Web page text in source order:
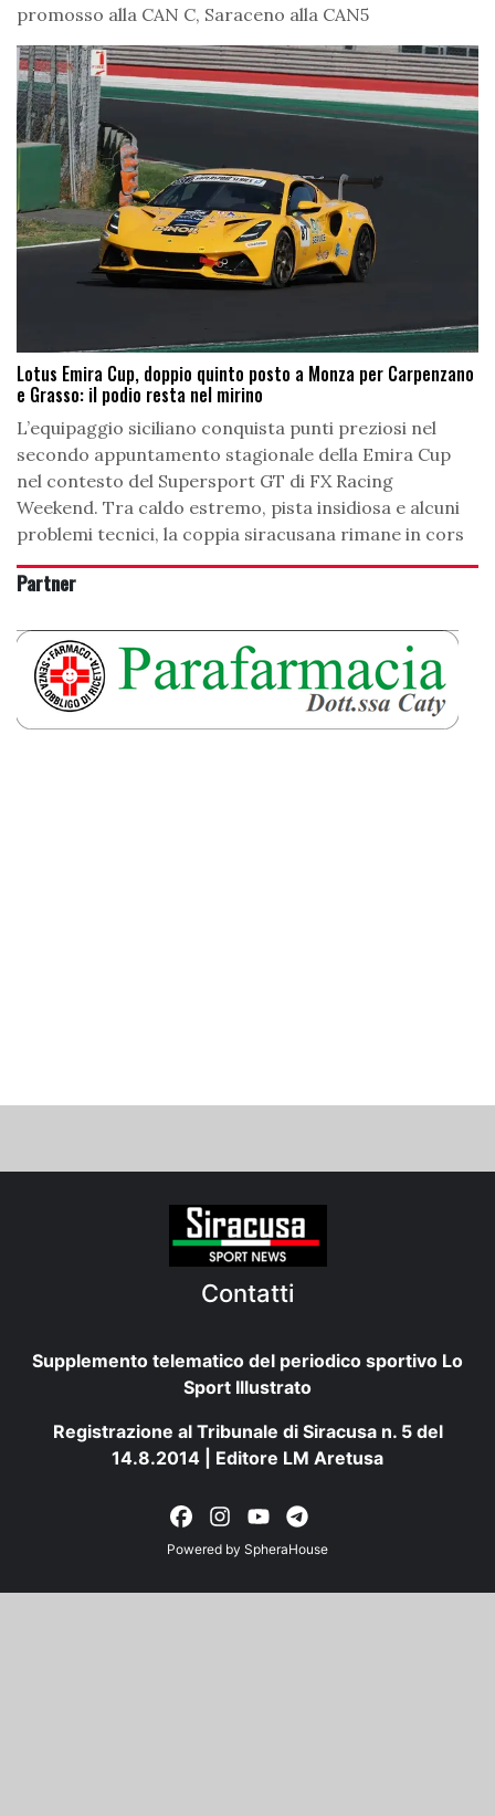
promosso alla CAN C, Saraceno alla CAN5
Lotus Emira Cup, doppio quinto posto a Monza per Carpenzano
e Grasso: il podio resta nel mirino
L’equipaggio siciliano conquista punti preziosi nel
secondo appuntamento stagionale della Emira Cup
nel contesto del Supersport GT di FX Racing
Weekend. Tra caldo estremo, pista insidiosa e alcuni
problemi tecnici, la coppia siracusana rimane in cors
Partner
Contatti
Supplemento telematico del periodico sportivo Lo
Sport Illustrato
Registrazione al Tribunale di Siracusa n. 5 del
14.8.2014 | Editore LM Aretusa
Powered by SpheraHouse